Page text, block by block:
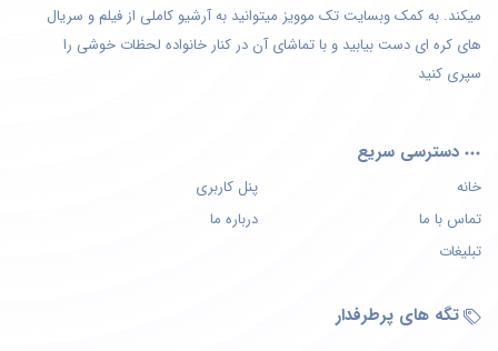
میکند. به کمک وبسایت تک موویز میتوانید به آرشیو کاملی از فیلم و سریال
های کره ای دست بیابید و با تماشای آن در کنار خانواده لحظات خوشی را
سپری کنید
دسترسی سریع
خانه
پنل کاربری
تماس با ما
درباره ما
تبلیغات
تگه های پرطرفدار